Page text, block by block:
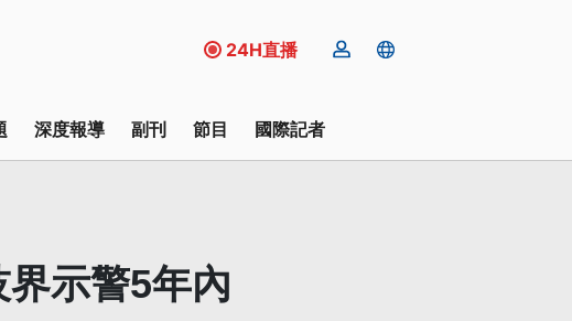
24H直播
深度報導 副刊 節目 國際記者
示警5年內